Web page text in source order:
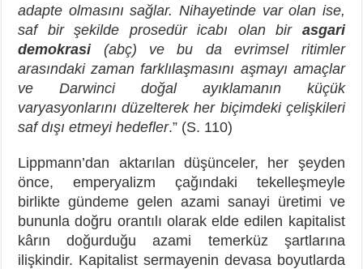
adapte olmasını sağlar. Nihayetinde var olan ise,
saf bir şekilde prosedür icabı olan bir asgari
demokrasi(abç) ve bu da evrimsel ritimler
arasındaki zaman farklılaşmasını aşmayı amaçlar
ve Darwinci doğal ayıklamanın küçük
varyasyonlarını düzelterek her biçimdeki çelişkileri
saf dışı etmeyi hedefler.” (S. 110)
Lippmann’dan aktarılan düşünceler, her şeyden
önce, emperyalizm çağındaki tekelleşmeyle
birlikte gündeme gelen azami sanayi üretimi ve
bununla doğru orantılı olarak elde edilen kapitalist
kârın doğurduğu azami temerküz şartlarına
ilişkindir. Kapitalist sermayenin devasa boyutlarda